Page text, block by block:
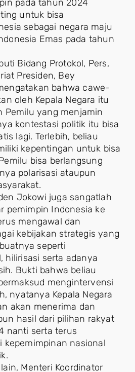
pada tahun 2024
untuk bisa
sebagai negara maju
Emas pada tahun
Bidang Protokol, Pers,
Presiden, Bey
bahwa cawe-
oleh Kepala Negara itu
Pemilu yang menjamin
kontestasi politik itu bisa
lagi. Terlebih, beliau
kepentingan untuk bisa
bisa berlangsung
polarisasi ataupun
Jokowi juga sangatlah
pemimpin Indonesia ke
mengawal dan
kebijakan strategis yang
seperti
hilirisasi serta adanya
Bukti bahwa beliau
mengintervensi
nyatanya Kepala Negara
akan menerima dan
hasil dari pilihan rakyat
nanti serta terus
kepemimpinan nasional
Menteri Koordinator